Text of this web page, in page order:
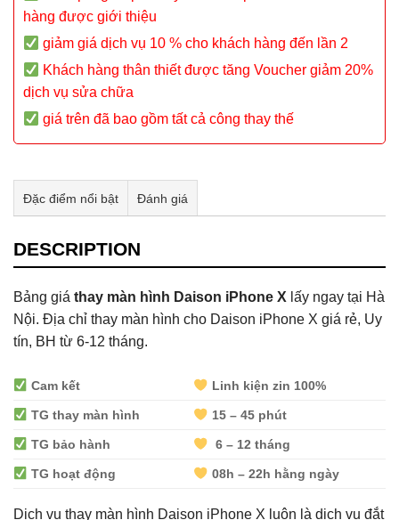
hàng được giới thiệu
giảm giá dịch vụ 10 % cho khách hàng đến lần 2
Khách hàng thân thiết được tăng Voucher giảm 20%
dịch vụ sửa chữa
giá trên đã bao gồm tất cả công thay thế
Đặc điểm nổi bật Đánh giá
DESCRIPTION
Bảng giá thay màn hình Daison iPhone X lấy ngay tại Hà
Nội. Địa chỉ thay màn hình cho Daison iPhone X giá rẻ, Uy
tín, BH từ 6-12 tháng.
Cam kết Linh kiện zin 100%
TG thay màn hình 15 – 45 phút
TG bảo hành 6 – 12 tháng
TG hoạt động 08h – 22h hằng ngày
Dịch vụ thay màn hình Daison iPhone X luôn là dịch vụ đắt